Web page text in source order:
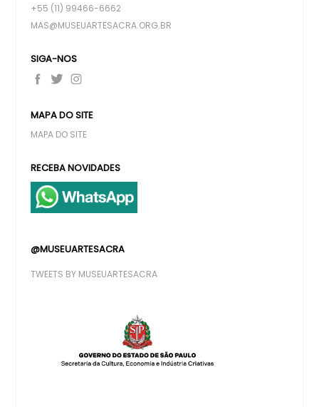
+55 (11) 99466-6662
MAS@MUSEUARTESACRA.ORG.BR
SIGA-NOS
MAPA DO SITE
MAPA DO SITE
RECEBA NOVIDADES
@MUSEUARTESACRA
TWEETS BY MUSEUARTESACRA